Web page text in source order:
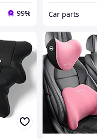
99% Сar parts